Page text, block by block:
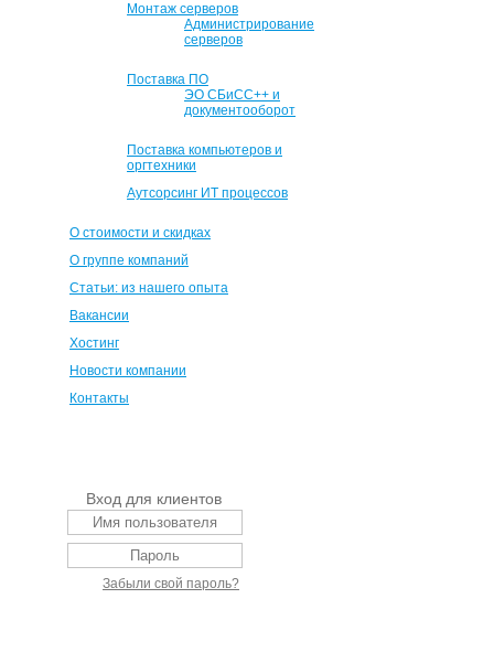
Монтаж серверов
Администрирование
серверов
Поставка ПО
ЭО СБиСС++ и
документооборот
Поставка компьютеров и
оргтехники
Аутсорсинг ИТ процессов
О стоимости и скидках
О группе компаний
Статьи: из нашего опыта
Вакансии
Хостинг
Новости компании
Контакты
Вход для клиентов
Забыли свой пароль?